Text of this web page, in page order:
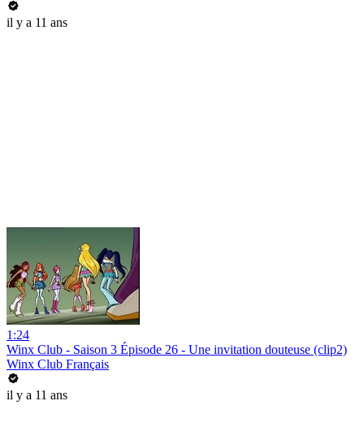
il y a 11 ans
1:24
Winx Club - Saison 3 Épisode 26 - Une invitation douteuse (clip2)
Winx Club Français
il y a 11 ans